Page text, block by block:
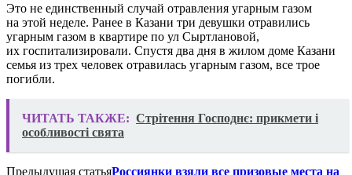
Это не единственный случай отравления угарным газом
на этой неделе. Ранее в Казани три девушки отравились
угарным газом в квартире по ул Сыртлановой,
их госпитализировали. Спустя два дня в жилом доме Казани
семья из трех человек отравилась угарным газом, все трое
погибли.
ЧИТАТЬ ТАКЖЕ: Стрітення Господнє: прикмети і
особливості свята
Предыдущая статьяРоссиянки взяли все призовые места на